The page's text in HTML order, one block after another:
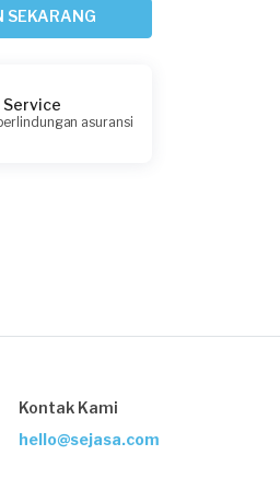
SEKARANG
Service
asuransi
Kontak Kami
hello@sejasa.com